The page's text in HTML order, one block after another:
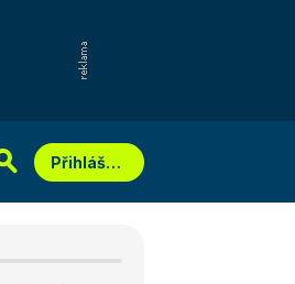
Přihlášení